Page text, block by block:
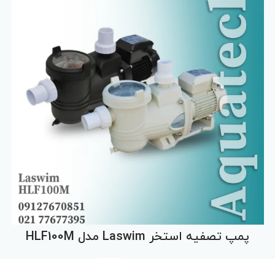
پمپ تصفیه استخر Laswim مدل HLF100M